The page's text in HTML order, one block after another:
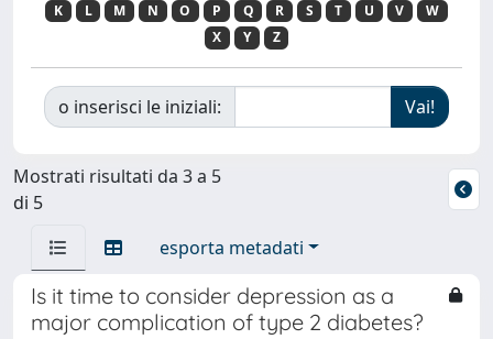
K
L M N O P Q R S T U V
W
X
Y Z
o inserisci le iniziali:
Mostrati risultati da 3 a 5
di 5
esporta metadati
Is it time to consider depression as a
major complication of type 2 diabetes?